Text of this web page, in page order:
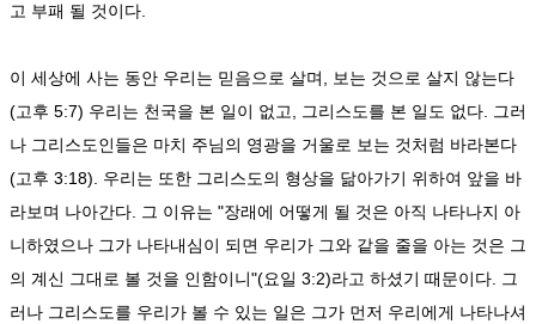
고 부패 될 것이다.
이 세상에 사는 동안 우리는 믿음으로 살며, 보는 것으로 살지 않는다
(고후 5:7) 우리는 천국을 본 일이 없고, 그리스도를 본 일도 없다. 그러
나 그리스도인들은 마치 주님의 영광을 거울로 보는 것처럼 바라본다
(고후 3:18). 우리는 또한 그리스도의 형상을 닮아가기 위하여 앞을 바
라보며 나아간다. 그 이유는 "장래에 어떻게 될 것은 아직 나타나지 아
니하였으나 그가 나타내심이 되면 우리가 그와 같을 줄을 아는 것은 그
의 계신 그대로 볼 것을 인함이니"(요일 3:2)라고 하셨기 때문이다. 그
러나 그리스도를 우리가 볼 수 있는 일은 그가 먼저 우리에게 나타나셔